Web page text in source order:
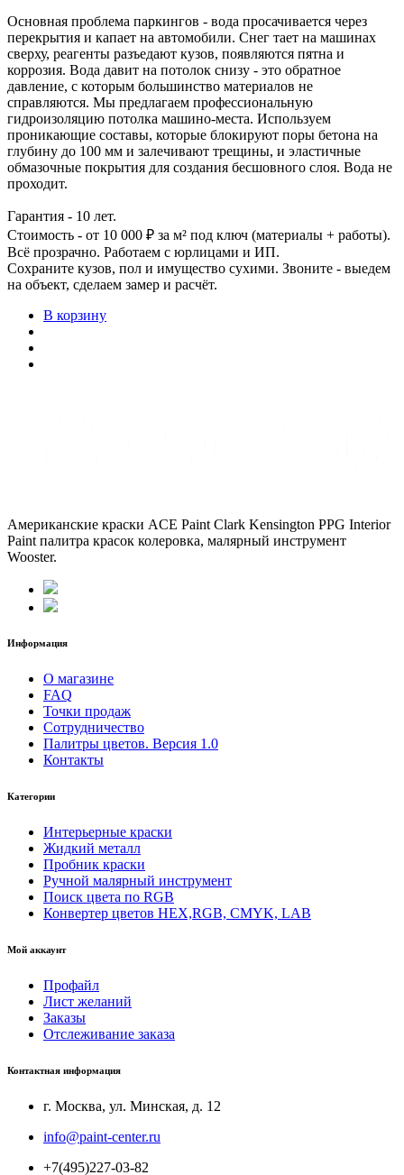
Основная проблема паркингов - вода просачивается через
перекрытия и капает на автомобили. Снег тает на машинах
сверху, реагенты разъедают кузов, появляются пятна и
коррозия. Вода давит на потолок снизу - это обратное
давление, с которым большинство материалов не
справляются. Мы предлагаем профессиональную
гидроизоляцию потолка машино-места. Используем
проникающие составы, которые блокируют поры бетона на
глубину до 100 мм и залечивают трещины, и эластичные
обмазочные покрытия для создания бесшовного слоя. Вода не
проходит.
Гарантия - 10 лет.
Стоимость - от 10 000 ₽ за м² под ключ (материалы + работы).
Всё прозрачно. Работаем с юрлицами и ИП.
Сохраните кузов, пол и имущество сухими. Звоните - выедем
на объект, сделаем замер и расчёт.
В корзину
Американские краски ACE Paint Clark Kensington PPG Interior
Paint палитра красок колеровка, малярный инструмент
Wooster.
Информация
О магазине
FAQ
Точки продаж
Сотрудничество
Палитры цветов. Версия 1.0
Контакты
Категории
Интерьерные краски
Жидкий металл
Пробник краски
Ручной малярный инструмент
Поиск цвета по RGB
Конвертер цветов HEX,RGB, CMYK, LAB
Мой аккаунт
Профайл
Лист желаний
Заказы
Отслеживание заказа
Контактная информация
г. Москва, ул. Минская, д. 12
info@paint-center.ru
+7(495)227-03-82